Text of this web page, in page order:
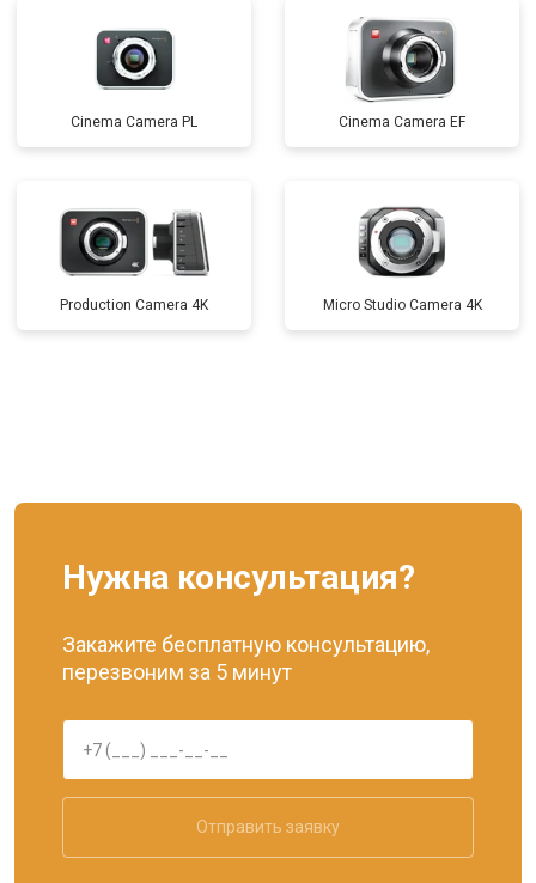
Cinema Camera PL Cinema Camera EF
Production Camera 4K Micro Studio Camera 4K
Нужна консультация?
Закажите бесплатную консультацию,
перезвоним за 5 минут
Отправить заявку